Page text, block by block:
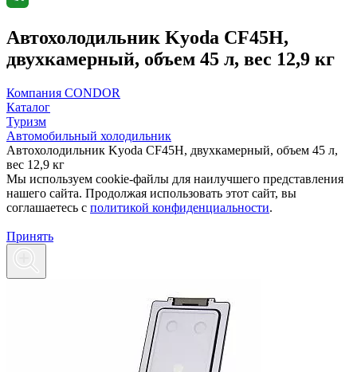
Автохолодильник Kyoda CF45H,
двухкамерный, объем 45 л, вес 12,9 кг
Компания CONDOR
Каталог
Туризм
Автомобильный холодильник
Автохолодильник Kyoda CF45H, двухкамерный, объем 45 л,
вес 12,9 кг
Мы используем cookie-файлы для наилучшего представления
нашего сайта. Продолжая использовать этот сайт, вы
соглашаетесь c политикой конфиденциальности.
Принять